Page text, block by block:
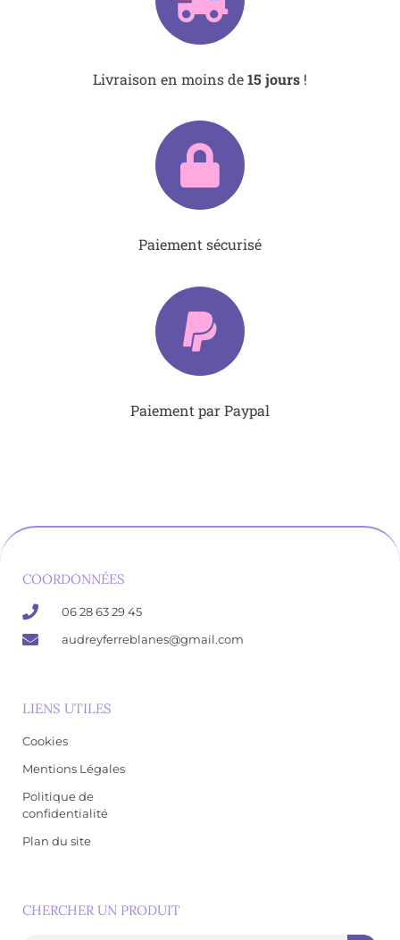
Livraison en moins de15 jours !
Paiement sécurisé
Paiement par Paypal
COORDONNÉES
06 28 63 29 45
audreyferreblanes@gmail.com
LIENS UTILES
Cookies
Mentions Légales
Politique de
confidentialité
Plan du site
CHERCHER UN PRODUIT